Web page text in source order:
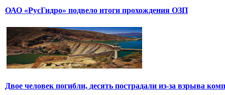
ОАО «РусГидро» подвело итоги прохождения ОЗП
Двое человек погибли, десять пострадали из-за взрыва